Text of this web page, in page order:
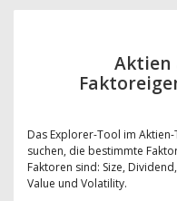
Aktien
Das Explorer-Tool im
suchen, die bestimmte
Faktoren sind: Size,
Value und Volatility.